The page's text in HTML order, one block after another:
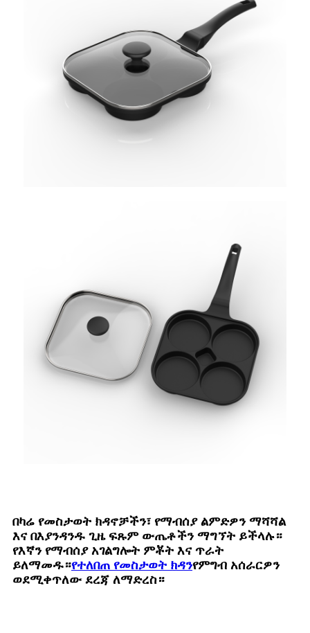
በካሬ የመስታወት ክዳኖቻችን፣ የማብሰያ ልምድዎን ማሻሻል
እና በእያንዳንዱ ጊዜ ፍጹም ውጤቶችን ማግኘት ይችላሉ።
የእኛን የማብሰያ አገልግሎት ምቾት እና ጥራት
ይለማመዱ።የተለበጠ የመስታወት ክዳንየምግብ አሰራርዎን
ወደሚቀጥለው ደረጃ ለማድረስ።